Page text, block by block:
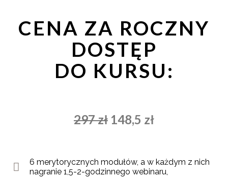
CENA ZA ROCZNY
DOSTĘP
DO KURSU:
297 zł 148,5 zł
6 merytorycznych modułów, a w każdym z nich
nagranie 1,5-2-godzinnego webinaru,